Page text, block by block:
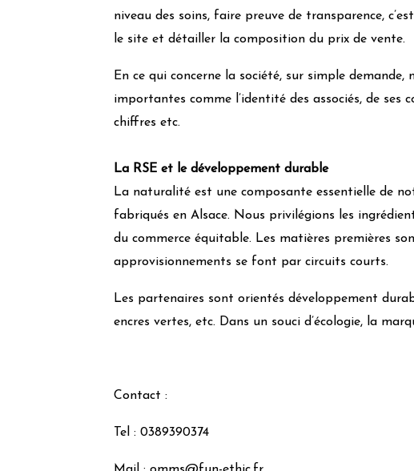
niveau des soins, faire preuve de transparence,
le site et détailler la composition du prix de vente.
En ce qui concerne la société, sur simple demande,
importantes comme l’identité des associés, de
chiffres etc.
La RSE et le développement durable
La naturalité est une composante essentielle de
fabriqués en Alsace. Nous privilégions les
du commerce équitable. Les matières premières
approvisionnements se font par circuits courts.
Les partenaires sont orientés développement
encres vertes, etc. Dans un souci d’écologie, la
Contact :
Tel : 0389390374